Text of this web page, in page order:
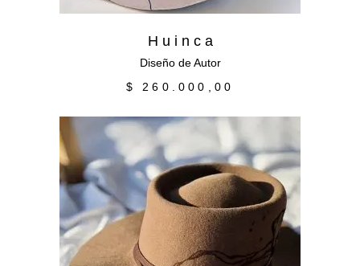
H u i n c a
Diseño de Autor
$
260.000,00
Añadir al carrito